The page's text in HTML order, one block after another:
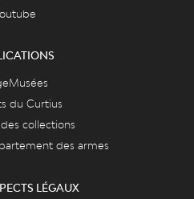
du Curtius
collections
des armes
LÉGAUX